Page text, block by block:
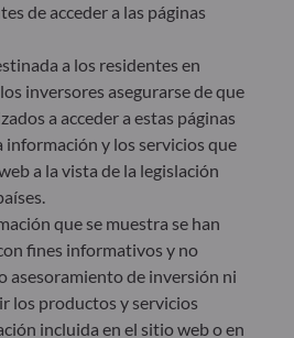
ecológica y aborda los
mediante las
por el proveedor de
Sociedad gestora.
de acceder a las páginas
a los residentes en
inversores asegurarse de que
a acceder a estas páginas
y los servicios que
a la vista de la legislación
que se muestra se han
fines informativos y no
asesoramiento de inversión ni
los productos y servicios
incluida en el sitio web o en